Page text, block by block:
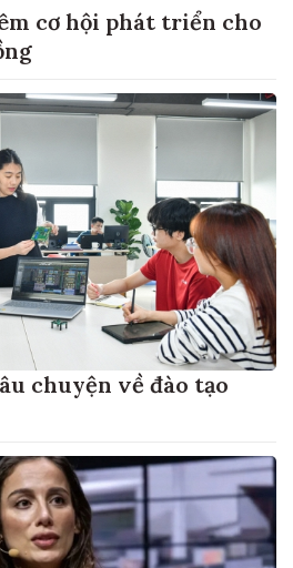
cơ hội phát triển cho
chuyện về đào tạo